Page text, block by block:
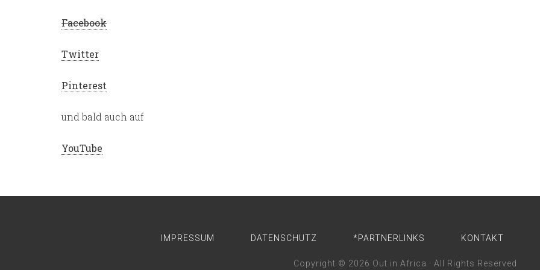
Facebook
Twitter
Pinterest
und bald auch auf
YouTube
IMPRESSUM DATENSCHUTZ *PARTNERLINKS KONTAKT
Copyright © 2026 Out in Africa · All Rights Reserved